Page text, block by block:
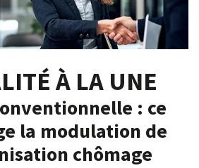
À LA UNE
: ce
la modulation de
chômage